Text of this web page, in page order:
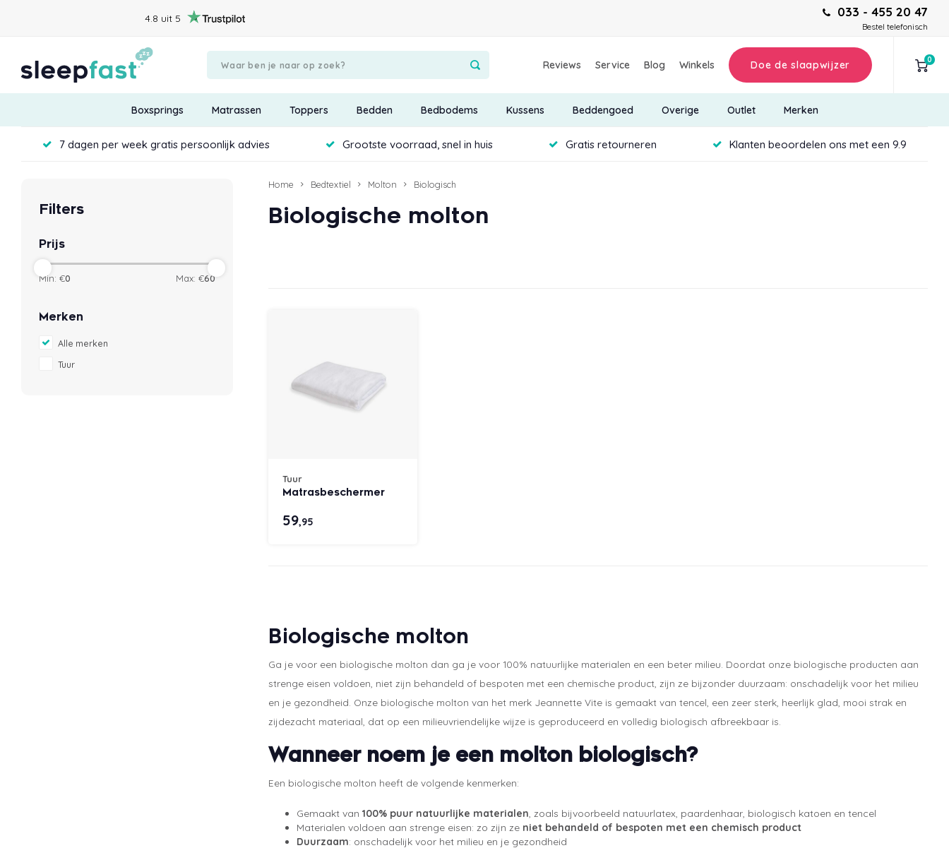
4.8 uit 5 033 - 455 20 47
Bestel telefonisch
Reviews Service Blog Winkels Doe de slaapwijzer 0
Boxsprings Matrassen Toppers Bedden Bedbodems Kussens Beddengoed Overige Outlet Merken
7 dagen per week gratis persoonlijk advies Grootste voorraad, snel in huis Gratis retourneren Klanten beoordelen ons met een 9.9
Filters
Prijs
Min: €0 Max: €60
Merken
Alle merken
Tuur
Home Bedtextiel Molton Biologisch
Biologische molton
Tuur
Matrasbeschermer
59,95
Biologische molton
Ga je voor een biologische molton dan ga je voor 100% natuurlijke materialen en een beter milieu. Doordat onze biologische producten aan
strenge eisen voldoen, niet zijn behandeld of bespoten met een chemische product, zijn ze bijzonder duurzaam: onschadelijk voor het milieu
en je gezondheid. Onze biologische molton van het merk Jeannette Vite is gemaakt van tencel, een zeer sterk, heerlijk glad, mooi strak en
zijdezacht materiaal, dat op een milieuvriendelijke wijze is geproduceerd en volledig biologisch afbreekbaar is.
Wanneer noem je een molton biologisch?
Een biologische molton heeft de volgende kenmerken:
Gemaakt van 100% puur natuurlijke materialen, zoals bijvoorbeeld natuurlatex, paardenhaar, biologisch katoen en tencel
Materialen voldoen aan strenge eisen: zo zijn ze niet behandeld of bespoten met een chemisch product
Duurzaam: onschadelijk voor het milieu en je gezondheid